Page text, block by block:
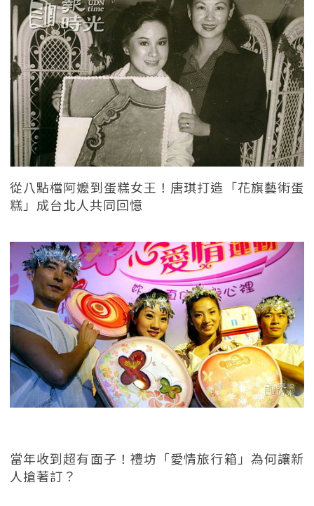
從八點檔阿嬤到蛋糕女王！唐琪打造「花旗藝術蛋
糕」成台北人共同回憶
當年收到超有面子！禮坊「愛情旅行箱」為何讓新
人搶著訂？